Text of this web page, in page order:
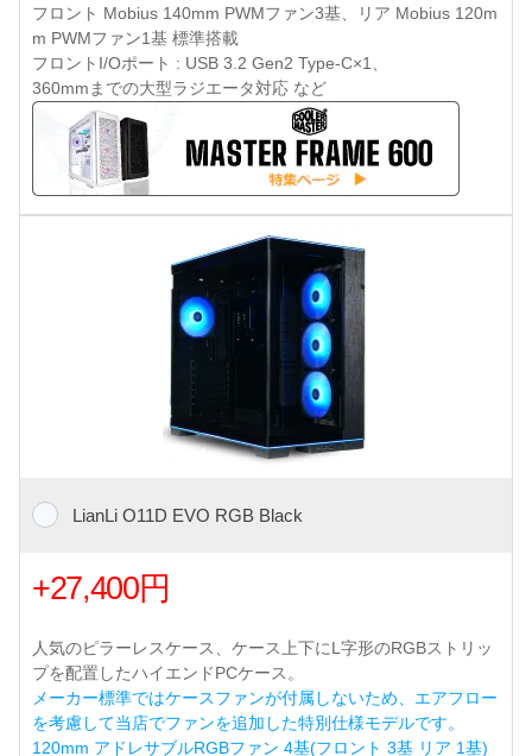
フロント Mobius 140mm PWMファン3基、リア Mobius 120m
m PWMファン1基 標準搭載
フロントI/Oポート : USB 3.2 Gen2 Type-C×1、
360mmまでの大型ラジエータ対応 など
LianLi O11D EVO RGB Black
+27,400円
人気のピラーレスケース、ケース上下にL字形のRGBストリッ
プを配置したハイエンドPCケース。
メーカー標準ではケースファンが付属しないため、エアフロー
を考慮して当店でファンを追加した特別仕様モデルです。
120mm アドレサブルRGBファン 4基(フロント 3基 リア 1基)